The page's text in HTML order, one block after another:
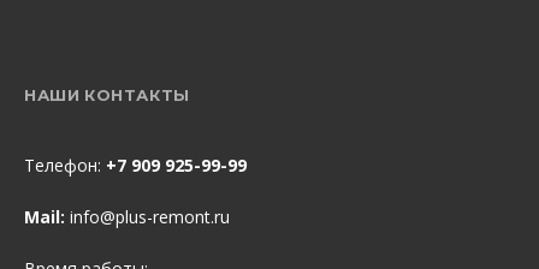
НАШИ КОНТАКТЫ
Телефон: +7 909 925-99-99
Mail: info@plus-remont.ru